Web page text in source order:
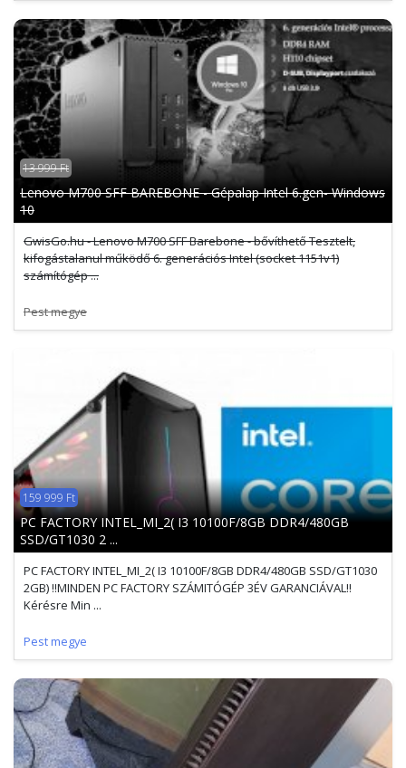
13 999 Ft
Lenovo M700 SFF BAREBONE - Gépalap Intel 6.gen- Windows
10
GwisGo.hu - Lenovo M700 SFF Barebone - bővíthető Tesztelt,
kifogástalanul működő 6. generációs Intel (socket 1151v1)
számítógép ...
Pest megye
159 999 Ft
PC FACTORY INTEL_MI_2( I3 10100F/8GB DDR4/480GB
SSD/GT1030 2 ...
PC FACTORY INTEL_MI_2( I3 10100F/8GB DDR4/480GB SSD/GT1030
2GB) !!MINDEN PC FACTORY SZÁMITÓGÉP 3ÉV GARANCIÁVAL!!
Kérésre Min ...
Pest megye